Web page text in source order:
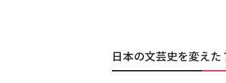
日本の文芸史を変え